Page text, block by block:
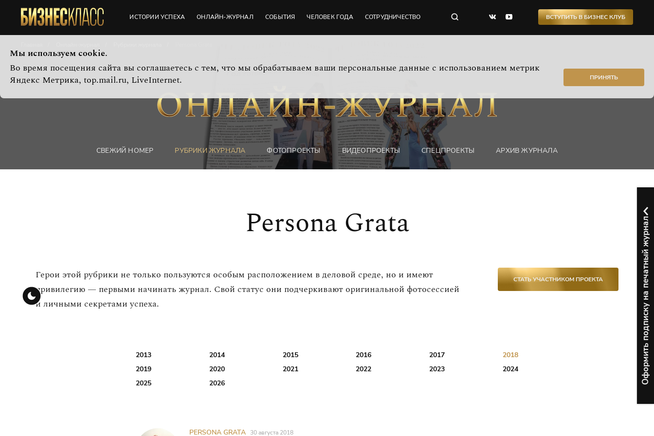
ИСТОРИИ УСПЕХА ОНЛАЙН-ЖУРНАЛ СОБЫТИЯ ЧЕЛОВЕК ГОДА СОТРУДНИЧЕСТВО ВСТУПИТЬ В БИЗНЕС КЛУБ
СВЕЖИЙ НОМЕР РУБРИКИ ЖУРНАЛА ФОТОПРОЕКТЫ ВИДЕОПРОЕКТЫ СПЕЦПРОЕКТЫ АРХИВ ЖУРНАЛА
Мы используем cookie.
Во время посещения сайта вы соглашаетесь с тем, что мы обрабатываем ваши персональные данные с использованием метрик
Яндекс Метрика, top.mail.ru, LiveInternet.
ПРИНЯТЬ
Persona Grata
Герои этой рубрики не только пользуются особым расположением в деловой среде, но и имеют
привилегию — первыми начинать журнал. Свой статус они подчеркивают оригинальной фотосессией
и личными секретами успеха.
СТАТЬ УЧАСТНИКОМ ПРОЕКТА
2013 2014 2015 2016 2017
2018
2019
2020 2021 2022 2023
2024
2025
2026
PERSONA GRATA 30 августа 2018
Оформить подписку на печатный журнал